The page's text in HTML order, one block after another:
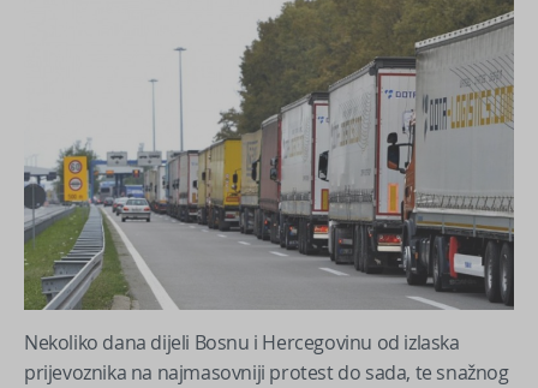
Nekoliko dana dijeli Bosnu i Hercegovinu od izlaska
prijevoznika na najmasovniji protest do sada, te snažnog